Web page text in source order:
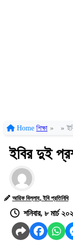
Home শিক্ষা » »
ইবির দুই
আরিফ বিল্লাহ, ইবি প্রতিনিধি
শনিবার, ৮ মার্চ